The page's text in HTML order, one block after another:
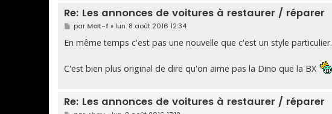
Re: Les annonces de voitures à restaurer / réparer
M
e
s
s
e
par Mat-f » lun. 8 août 2016 12:34
En même temps c'est pas une nouvelle que c'est un style particulier.
C'est bien plus original de dire qu'on aime pas la Dino que la BX
Re: Les annonces de voitures à restaurer / réparer